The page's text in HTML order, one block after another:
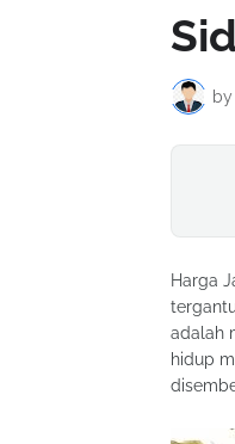
by
Harga
adalah
hidup